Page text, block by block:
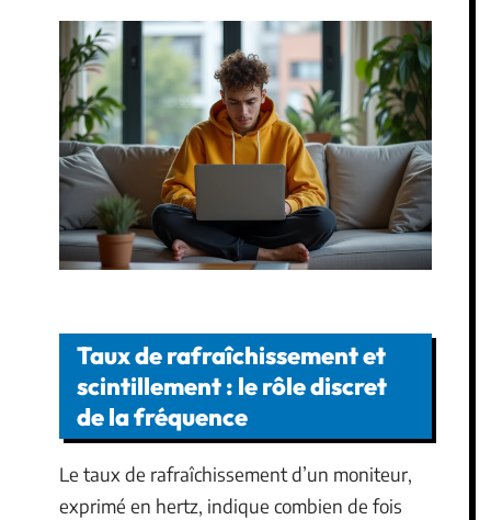
Taux de rafraîchissement et
scintillement : le rôle discret
de la fréquence
Le taux de rafraîchissement d’un moniteur,
exprimé en hertz, indique combien de fois